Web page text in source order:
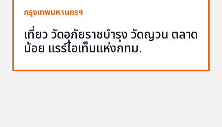
กรุงเทพมหานครฯ
เที่ยว วัดอุภัยราชบำรุง วัดญวน ตลาด
น้อย แรร์ไอเท็มแห่งกทม.